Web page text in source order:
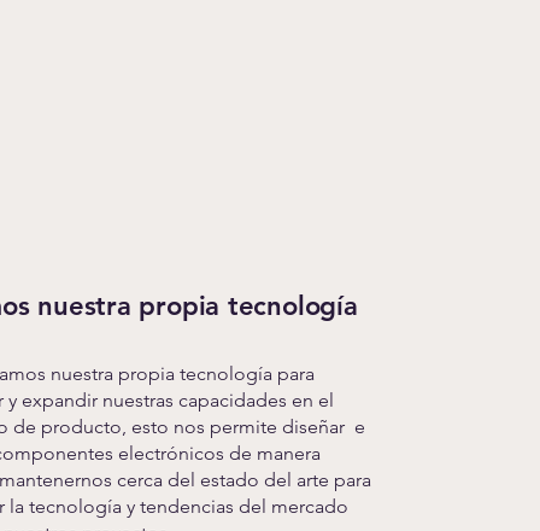
nuestra propia tecnología
nuestra propia tecnología para
y expandir nuestras capacidades en el
de producto, esto nos permite diseñar e
electrónicos de manera
cerca del estado del arte para
la tecnología y tendencias del mercado